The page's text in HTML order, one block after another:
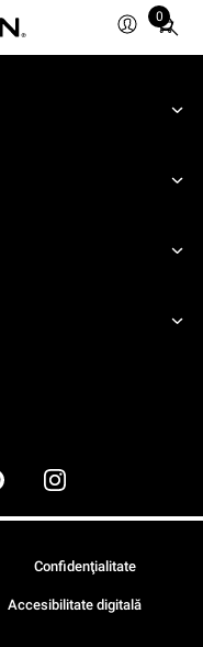
0
Total
items
cart:
Confidenţialitate
Accesibilitate digitală